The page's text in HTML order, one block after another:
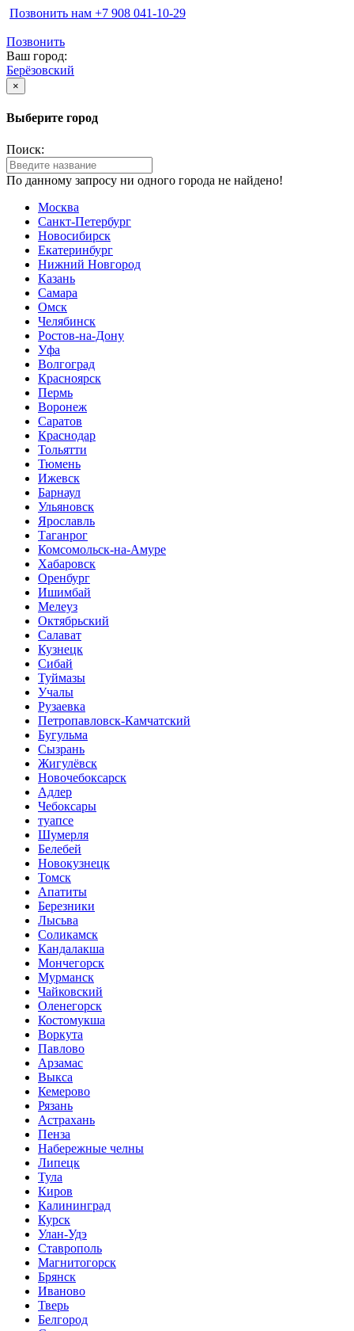
Позвонить нам ‪+7 908 041-10-29
Позвонить
Ваш город:
Берёзовский
×
Выберите город
Поиск:
По данному запросу ни одного города не найдено!
Москва
Санкт-Петербург
Новосибирск
Екатеринбург
Нижний Новгород
Казань
Самара
Омск
Челябинск
Ростов-на-Дону
Уфа
Волгоград
Красноярск
Пермь
Воронеж
Саратов
Краснодар
Тольятти
Тюмень
Ижевск
Барнаул
Ульяновск
Ярославль
Таганрог
Комсомольск-на-Амуре
Хабаровск
Оренбург
Ишимбай
Мелеуз
Октябрьский
Салават
Кузнецк
Сибай
Туймазы
Учалы
Рузаевка
Петропавловск-Камчатский
Бугульма
Сызрань
Жигулёвск
Новочебоксарск
Адлер
Чебоксары
туапсе
Шумерля
Белебей
Новокузнецк
Томск
Апатиты
Березники
Лысьва
Соликамск
Кандалакша
Мончегорск
Мурманск
Чайковский
Оленегорск
Костомукша
Воркута
Павлово
Арзамас
Выкса
Кемерово
Рязань
Астрахань
Пенза
Набережные челны
Липецк
Тула
Киров
Калининград
Курск
Улан-Удэ
Ставрополь
Магнитогорск
Брянск
Иваново
Тверь
Белгород